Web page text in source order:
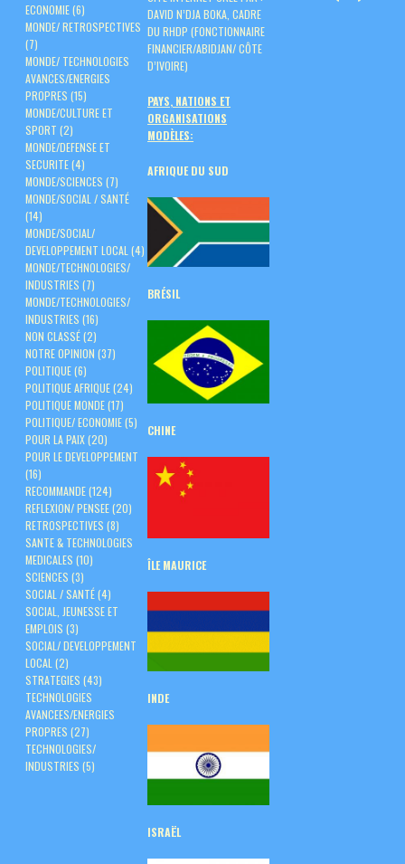
ECONOMIE(6)
MONDE/ RETROSPECTIVES
(7)
MONDE/ TECHNOLOGIES
AVANCES/ENERGIES
PROPRES (15)
MONDE/CULTURE ET
SPORT (2)
MONDE/DEFENSE ET
SECURITE(4)
MONDE/SCIENCES (7)
MONDE/SOCIAL / SANTÉ
(14)
MONDE/SOCIAL/
DEVELOPPEMENT LOCAL(4)
MONDE/TECHNOLOGIES/
INDUSTRIES (7)
MONDE/TECHNOLOGIES/
INDUSTRIES (16)
NON CLASSÉ(2)
NOTRE OPINION (37)
POLITIQUE(6)
POLITIQUE AFRIQUE(24)
POLITIQUE MONDE(17)
POLITIQUE/ ECONOMIE(5)
POUR LA PAIX(20)
POUR LE DEVELOPPEMENT
(16)
RECOMMANDE(124)
REFLEXION/ PENSEE(20)
RETROSPECTIVES (8)
SANTE & TECHNOLOGIES
MEDICALES (10)
SCIENCES (3)
SOCIAL / SANTÉ(4)
SOCIAL, JEUNESSE ET
EMPLOIS (3)
SOCIAL/ DEVELOPPEMENT
LOCAL(2)
STRATEGIES (43)
TECHNOLOGIES
AVANCEES/ENERGIES
PROPRES (27)
TECHNOLOGIES/
INDUSTRIES (5)
DAVID N’DJA BOKA, CADRE
DU RHDP (FONCTIONNAIRE
FINANCIER/ABIDJAN/ CÔTE
D’IVOIRE)
PAYS, NATIONS ET
ORGANISATIONS
MODÈLES:
AFRIQUE DU SUD
BRÉSIL
CHINE
ÎLEMAURICE
INDE
ISRAËL